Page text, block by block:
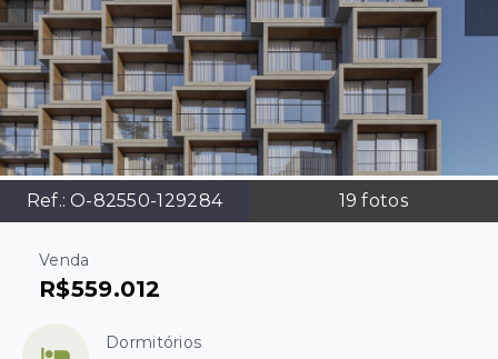
Ref.: O-82550-129284 19 fotos
Venda
R$559.012
Dormitórios